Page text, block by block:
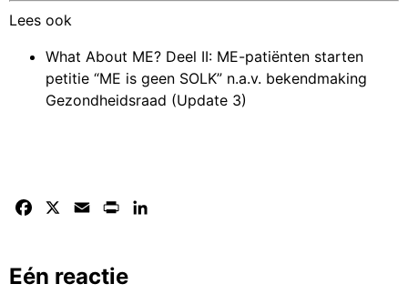
Lees ook
What About ME? Deel II: ME-patiënten starten
petitie “ME is geen SOLK” n.a.v. bekendmaking
Gezondheidsraad (Update 3)
Facebook Email Print
Eén reactie